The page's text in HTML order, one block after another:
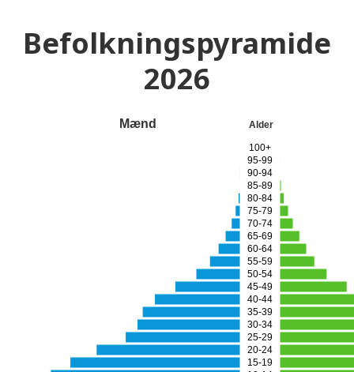
Befolkningspyramide
2026
Mænd Alder
15-19
20-24
25-29
30-34
35-39
40-44
45-49
50-54
55-59
60-64
65-69
70-74
75-79
80-84
85-89
90-94
95-99
100+